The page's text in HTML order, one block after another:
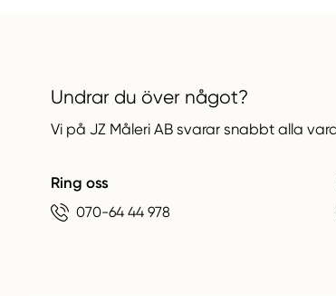
Undrar du över något?
Vi på JZ Måleri AB svarar snabbt alla
Ring oss
070-64 44 978